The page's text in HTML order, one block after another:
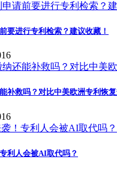
要进行专利检索？建议收藏！
补救吗？对比中美欧洲专利恢复
利人会被AI取代吗？